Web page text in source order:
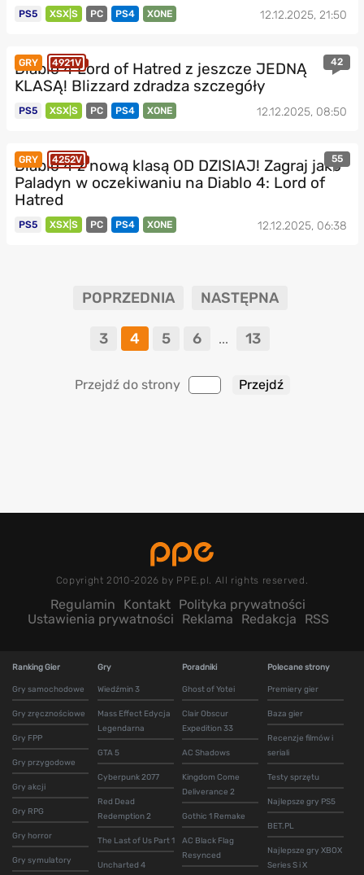
PS5 XSX|S PC PS4 XONE 12.12.2025, 21:50
GRY 4921V 42
Diablo 4 Lord of Hatred z jeszcze JEDNĄ
KLASĄ! Blizzard zdradza szczegóły
PS5 XSX|S PC PS4 XONE 12.12.2025, 08:50
GRY 4252V 55
Diablo 4 z nową klasą OD DZISIAJ! Zagraj jako
Paladyn w oczekiwaniu na Diablo 4: Lord of
Hatred
PS5 XSX|S PC PS4 XONE 12.12.2025, 06:38
POPRZEDNIA NASTĘPNA
3 4 5 6 ... 13
Przejdź do strony
Copyright 2010-2026 by PPE.pl. All rights reserved.
Regulamin Kontakt Polityka prywatności
Ustawienia prywatności
Reklama Redakcja RSS
Ranking Gier
Gry samochodowe
Gry zręcznościowe
Gry FPP
Gry przygodowe
Gry akcji
Gry RPG
Gry horror
Gry symulatory
Gry
Wiedźmin 3
Mass Effect Edycja
Legendarna
GTA 5
Cyberpunk 2077
Red Dead
Redemption 2
The Last of Us Part 1
Uncharted 4
Poradniki
Ghost of Yotei
Clair Obscur
Expedition 33
AC Shadows
Kingdom Come
Deliverance 2
Gothic 1 Remake
AC Black Flag
Resynced
Polecane strony
Premiery gier
Baza gier
Recenzje filmów i
seriali
Testy sprzętu
Najlepsze gry PS5
BET.PL
Najlepsze gry XBOX
Series S i X